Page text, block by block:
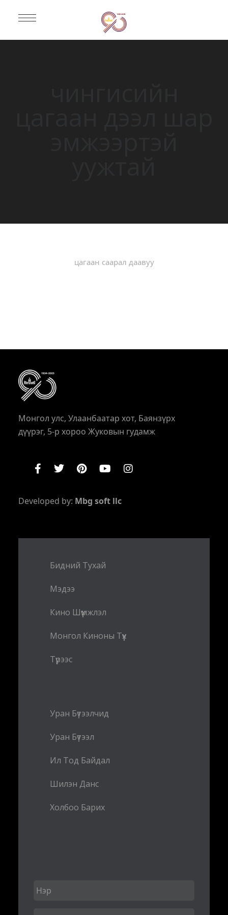
цагаан саарал даавуу
Монгол улс, Улаанбаатар хот, Баянзүрх
дүүрэг, 5-р хороо Жуковын гудамж
Developed by: Mbg soft llc
Бидний Тухай
Мэдээ
Кино Шүүмжлэл
Монгол Киноны Түүх
Түрээс
Уран Бүтээлчид
Уран Бүтээл
Ил Тод Байдал
Шилэн Данс
Холбоо Барих